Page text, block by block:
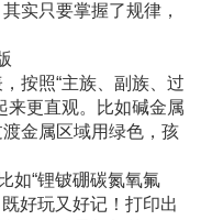
实只要掌握了规律，
按照“主族、副族、过
来更直观。比如碱金属
金属区域用绿色，孩
如“锂铍硼碳氮氧氟
好玩又好记！打印出